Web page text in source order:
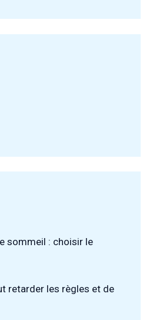
sommeil : choisir le
retarder les règles et de